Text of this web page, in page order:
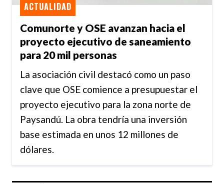
Comunorte y OSE avanzan hacia el
proyecto ejecutivo de saneamiento
para 20 mil personas
ACTUALIDAD
La asociación civil destacó como un paso
clave que OSE comience a presupuestar el
proyecto ejecutivo para la zona norte de
Paysandú. La obra tendría una inversión
base estimada en unos 12 millones de
dólares.